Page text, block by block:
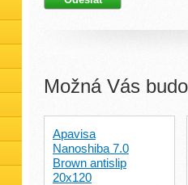
Možná Vás
Apavisa
Nanoshiba 7.0
Brown antislip
20x120